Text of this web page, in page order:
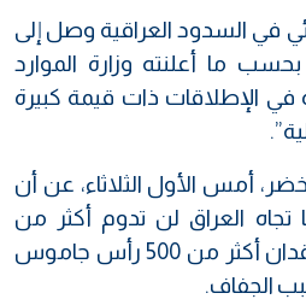
في السدود العراقية وصل إلى
ما أعلنته وزارة الموارد
في الإطلاقات ذات قيمة كبيرة
أمس الأول الثلاثاء، عن أن
تجاه العراق لن تدوم أكثر من
شهرين فقط، مؤكدا فقدان أكثر من 500 رأس جاموس
الجفاف.